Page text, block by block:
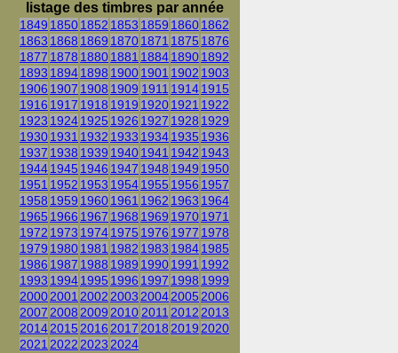
listage des timbres par année
1849 18501852 1853 1859 18601862
1863 1868 1869 18701871 1875 1876
1877 1878 18801881 188418901892
1893 18941898 19001901 1902 1903
1906 1907 1908 1909 1911 19141915
1916 1917 1918 1919 19201921 1922
1923 19241925 1926 1927 1928 1929
19301931 1932 1933 19341935 1936
1937 1938 1939 19401941 1942 1943
19441945 1946 1947 1948 1949 1950
1951 1952 1953 19541955 1956 1957
1958 1959 19601961 1962 1963 1964
1965 1966 1967 1968 1969 19701971
1972 1973 19741975 1976 1977 1978
1979 19801981 1982 1983 19841985
1986 1987 1988 1989 19901991 1992
1993 19941995 1996 1997 1998 1999
2000200120022003200420052006
2007200820092010201120122013
2014201520162017201820192020
2021202220232024